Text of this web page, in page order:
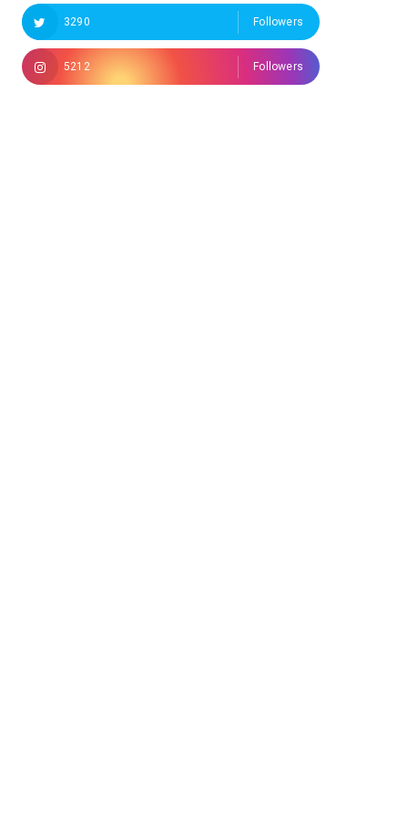
3290 Followers
5212 Followers